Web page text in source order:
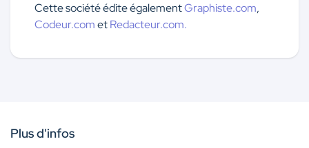
Cette société édite égalementGraphiste.com,
Codeur.cometRedacteur.com.
Plus d'infos